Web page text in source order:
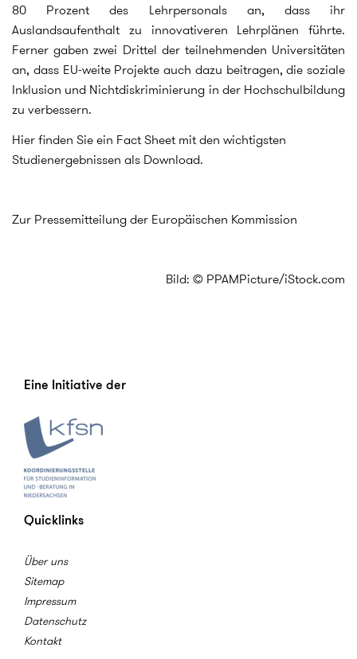
80 Prozent des Lehrpersonals an, dass ihr
Auslandsaufenthalt zu innovativeren Lehrplänen führte.
Ferner gaben zwei Drittel der teilnehmenden Universitäten
an, dass EU-weite Projekte auch dazu beitragen, die soziale
Inklusion und Nichtdiskriminierung in der Hochschulbildung
zu verbessern.
Hier finden Sie ein Fact Sheet mit den wichtigsten
Studienergebnissen als Download.
Zur Pressemitteilung der Europäischen Kommission
Bild: © PPAMPicture/iStock.com
Eine Initiative der
Quicklinks
Über uns
Sitemap
Impressum
Datenschutz
Kontakt